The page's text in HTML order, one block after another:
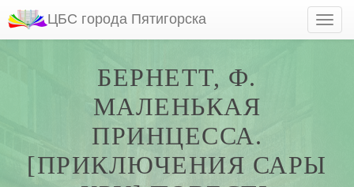
ЦБС города Пятигорска
БЕРНЕТТ, Ф.
МАЛЕНЬКАЯ
ПРИНЦЕССА.
[ПРИКЛЮЧЕНИЯ САРЫ